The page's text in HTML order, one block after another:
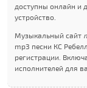
доступны онлайн и
устройство.
Музыкальный сайт
mp3 песни КC
регистрации.
исполнителей для